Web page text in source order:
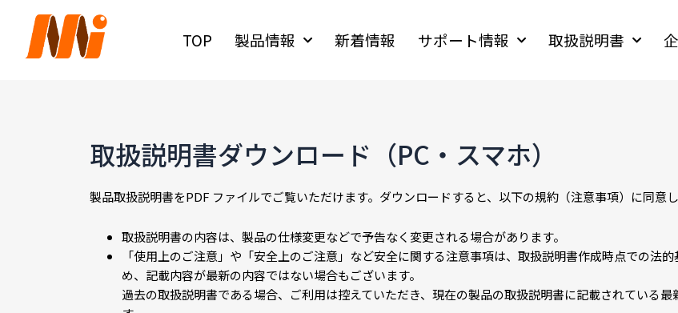
TOP 製品情報 新着情報 サポート情報 取扱説明書
取扱説明書ダウンロード（PC・スマホ）
製品取扱説明書をPDF ファイルでご覧いただけます。ダウンロードすると、以下の規約（注意事項）に同意し
取扱説明書の内容は、製品の仕様変更などで予告なく変更される場合があります。
「使用上のご注意」や「安全上のご注意」など安全に関する注意事項は、取扱説明書作成時点での法
め、記載内容が最新の内容ではない場合もございます。
過去の取扱説明書である場合、ご利用は控えていただき、現在の製品の取扱説明書に記載されている